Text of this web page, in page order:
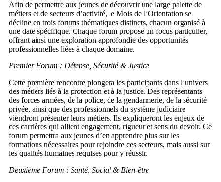
Afin de permettre aux jeunes de découvrir une large palette de
métiers et de secteurs d’activité, le Mois de l’Orientation se
décline en trois forums thématiques distincts, chacun organisé à
une date spécifique. Chaque forum propose un focus particulier,
offrant ainsi une exploration approfondie des opportunités
professionnelles liées à chaque domaine.
Premier Forum : Défense, Sécurité & Justice
Cette première rencontre plongera les participants dans l’univers
des métiers liés à la protection et à la justice. Des représentants
des forces armées, de la police, de la gendarmerie, de la sécurité
privée, ainsi que des professionnels du système judiciaire
viendront présenter leurs métiers. Ils expliqueront les enjeux de
ces carrières qui allient engagement, rigueur et sens du devoir. Ce
forum permettra aux jeunes d’en apprendre plus sur les
formations nécessaires pour rejoindre ces secteurs, mais aussi sur
les qualités humaines requises pour y réussir.
Deuxième Forum : Santé, Social & Bien-être